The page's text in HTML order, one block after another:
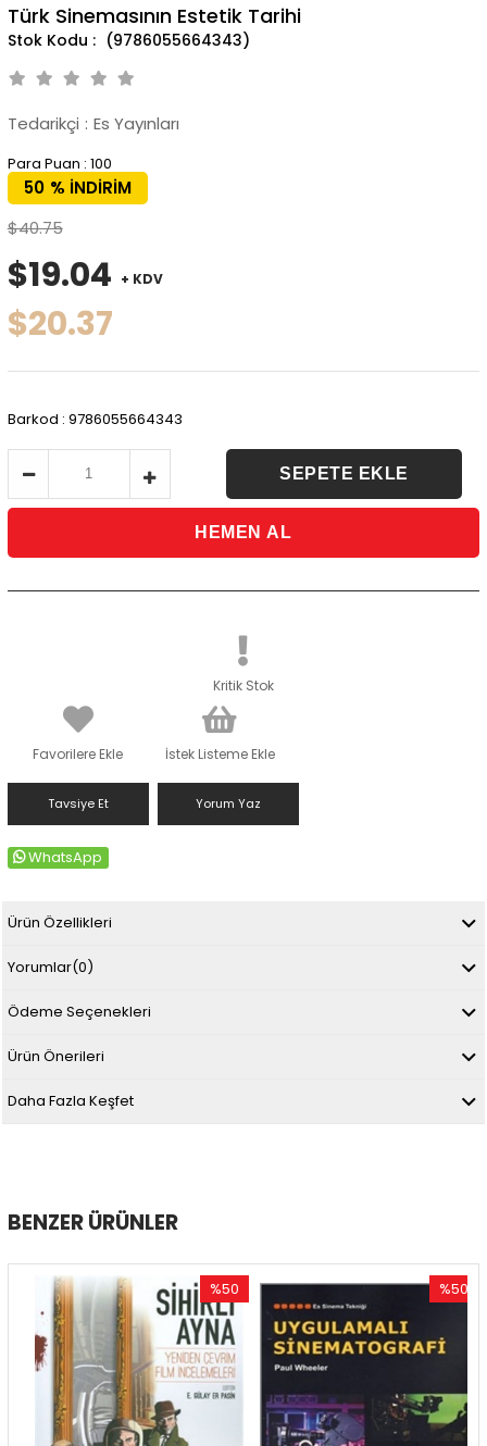
Türk Sinemasının Estetik Tarihi
(9786055664343)
Tedarikçi : Es Yayınları
Para Puan : 100
%
50
İNDIRIM
$40.75
$19.04 + KDV
$20.37
Barkod : 9786055664343
Kritik Stok
Favorilere Ekle İstek Listeme Ekle
Tavsiye Et Yorum Yaz
WhatsApp
Ürün Özellikleri
Yorumlar(0)
Ödeme Seçenekleri
Ürün Önerileri
Daha Fazla Keşfet
BENZER ÜRÜNLER
%50
İndirim
%50İndirim
%50